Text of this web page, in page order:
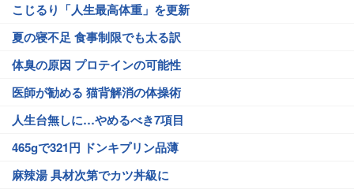
こじるり「人生最高体重」を更新
夏の寝不足 食事制限でも太る訳
体臭の原因 プロテインの可能性
医師が勧める 猫背解消の体操術
人生台無しに…やめるべき7項目
465gで321円 ドンキプリン品薄
麻辣湯 具材次第でカツ丼級に